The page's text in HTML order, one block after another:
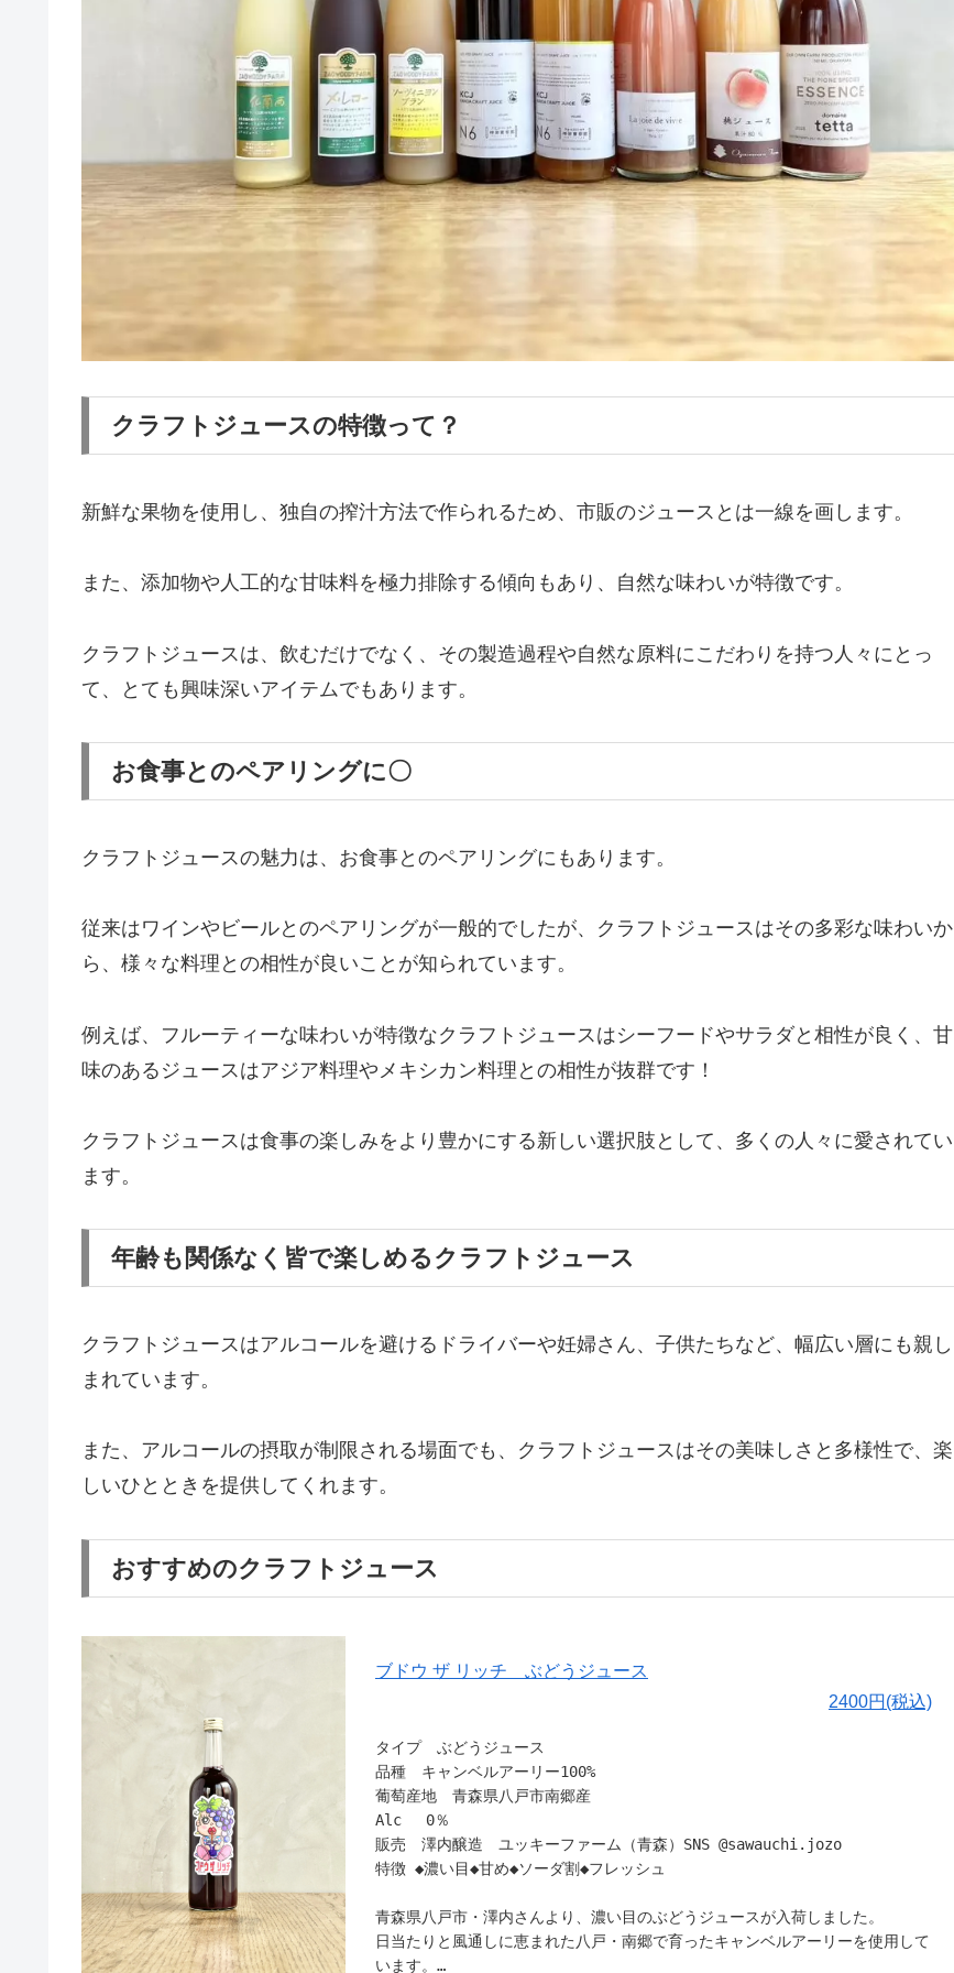
クラフトジュースの特徴って？
新鮮な果物を使用し、独自の搾汁方法で作られるため、市販のジュースとは一線を画します。
また、添加物や人工的な甘味料を極力排除する傾向もあり、自然な味わいが特徴です。
クラフトジュースは、飲むだけでなく、その製造過程や自然な原料にこだわりを持つ人々にとっ
て、とても興味深いアイテムでもあります。
お食事とのペアリングに〇
クラフトジュースの魅力は、お食事とのペアリングにもあります。
従来はワインやビールとのペアリングが一般的でしたが、クラフトジュースはその多彩な味わいか
ら、様々な料理との相性が良いことが知られています。
例えば、フルーティーな味わいが特徴なクラフトジュースはシーフードやサラダと相性が良く、甘
味のあるジュースはアジア料理やメキシカン料理との相性が抜群です！
クラフトジュースは食事の楽しみをより豊かにする新しい選択肢として、多くの人々に愛されてい
ます。
年齢も関係なく皆で楽しめるクラフトジュース
クラフトジュースはアルコールを避けるドライバーや妊婦さん、子供たちなど、幅広い層にも親し
まれています。
また、アルコールの摂取が制限される場面でも、クラフトジュースはその美味しさと多様性で、楽
しいひとときを提供してくれます。
おすすめのクラフトジュース
ブドウ ザ リッチ ぶどうジュース
2400円(税込)
タイプ ぶどうジュース
品種 キャンベルアーリー100%
葡萄産地 青森県八戸市南郷産
Alc 0％
販売 澤内醸造 ユッキーファーム（青森）SNS @sawauchi.jozo
特徴 ◆濃い目◆甘め◆ソーダ割◆フレッシュ
青森県八戸市・澤内さんより、濃い目のぶどうジュースが入荷しました。
日当たりと風通しに恵まれた八戸・南郷で育ったキャンベルアーリーを使用して
います。